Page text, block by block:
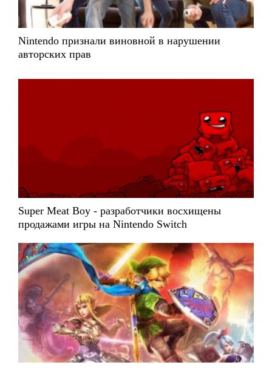
Nintendo признали виновной в нарушении
авторских прав
Super Meat Boy - разработчики восхищены
продажами игры на Nintendo Switch